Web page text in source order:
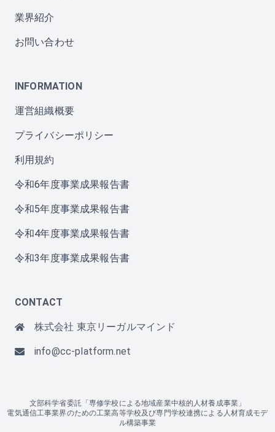
業界紹介
お問い合わせ
INFORMATION
運営組織概要
プライバシーポリシー
利用規約
令和6年度事業成果報告書
令和5年度事業成果報告書
令和4年度事業成果報告書
令和3年度事業成果報告書
CONTACT
株式会社 東京リーガルマインド
info@cc-platform.net
文部科学省委託「専修学校による地域産業中核的人材養成事業」
電気通信工事業界のための工業高等学校及び専門学校連携による人材育成モデ
ル構築事業